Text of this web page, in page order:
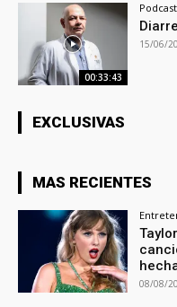
00:33:43
Podcast
15/06/
EXCLUSIVAS
MAS RECIENTES
08/08/